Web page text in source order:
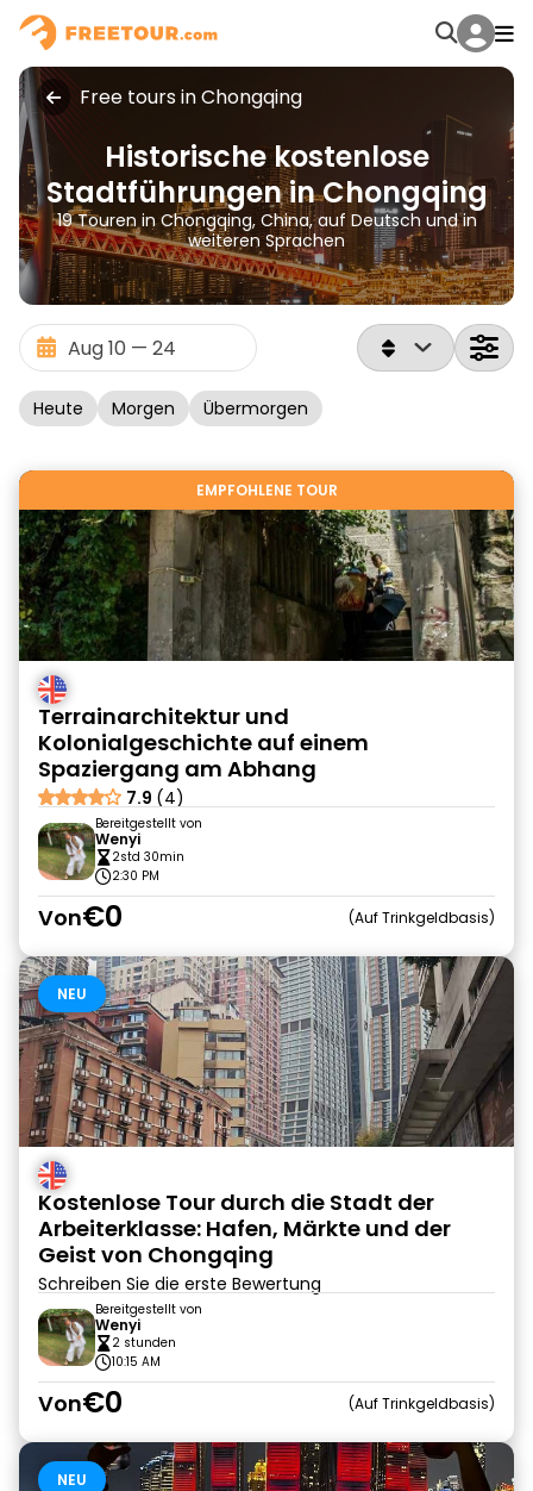
Free tours in Chongqing
Historische kostenlose
Stadtführungen in Chongqing
19 Touren in Chongqing, China, auf Deutsch und in
weiteren Sprachen
Heute Morgen Übermorgen
EMPFOHLENE TOUR
Terrainarchitektur und
Kolonialgeschichte auf einem
Spaziergang am Abhang
7.9 (4)
Bereitgestellt von
Wenyi
2std 30min
2:30 PM
Von€0 Auf Trinkgeldbasis
NEU
Kostenlose Tour durch die Stadt der
Arbeiterklasse: Hafen, Märkte und der
Geist von Chongqing
Schreiben Sie die erste Bewertung
Bereitgestellt von
Wenyi
2 stunden
10:15 AM
Von€0 Auf Trinkgeldbasis
NEU